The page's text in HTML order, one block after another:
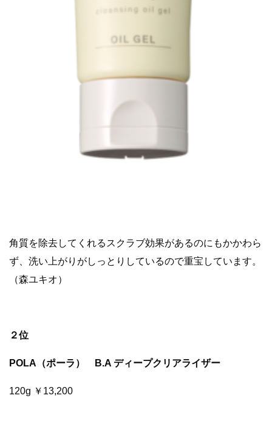
角質を除去してくれるスクラブ効果があるのにもかかわら
ず、洗い上がりがしっとりしているので重宝しています。
（森ユキオ）
２位
POLA（ポーラ） B.A ディープクリアライザー
120g ￥13,200